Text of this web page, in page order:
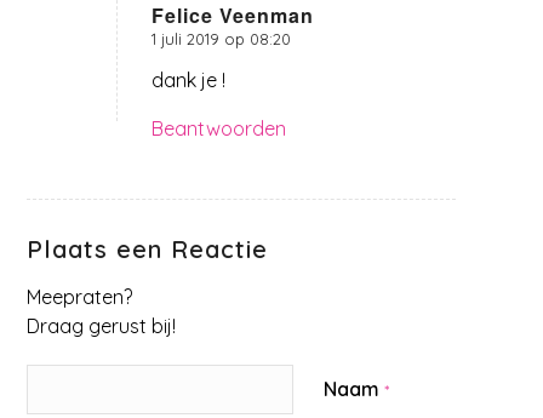
Felice Veenman
zegt:
1 juli 2019 op 08:20
dank je !
Beantwoorden
Plaats een Reactie
Meepraten?
Draag gerust bij!
Naam*